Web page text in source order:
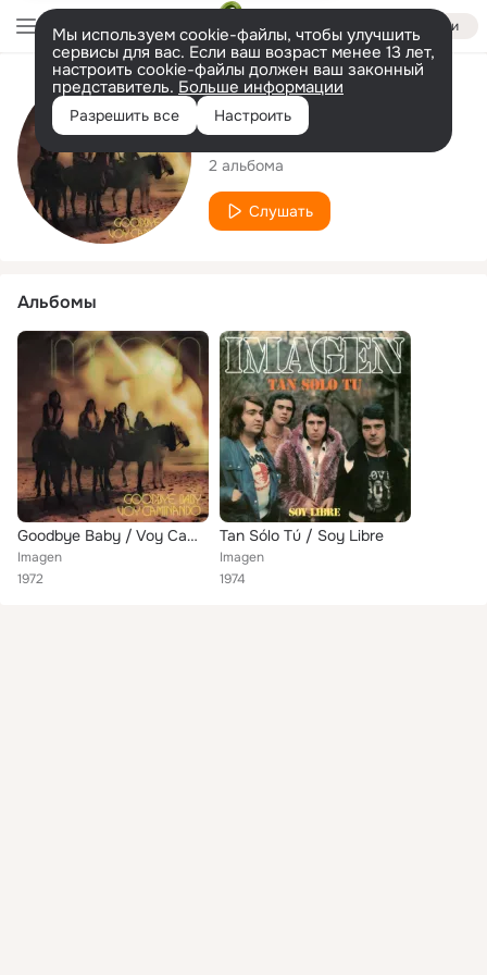
Войти
Мы используем cookie-файлы, чтобы улучшить
сервисы для вас. Если ваш возраст менее 13 лет,
настроить cookie-файлы должен ваш законный
представитель. Больше информации
Разрешить все Настроить
Исполнитель
Imagen
2 альбома
Слушать
Альбомы
Goodbye Baby / Voy Caminando
Imagen
1972
Tan Sólo Tú / Soy Libre
Imagen
1974